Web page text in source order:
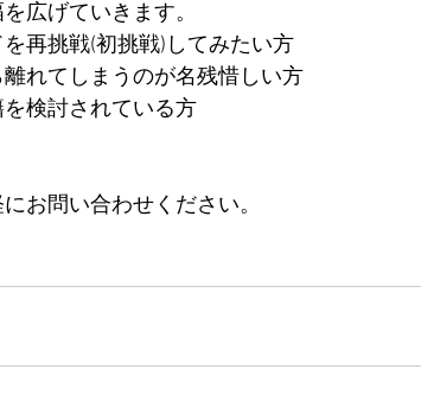
広げていきます。
再挑戦(初挑戦)してみたい方
れてしまうのが名残惜しい方
検討されている方
お問い合わせください。